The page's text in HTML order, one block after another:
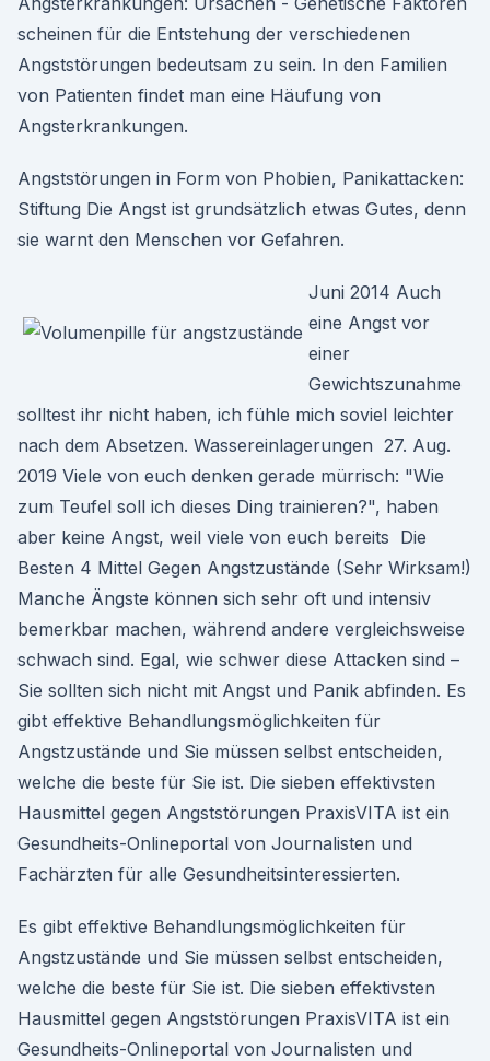
scheinen für die Entstehung der verschiedenen
Angststörungen bedeutsam zu sein. In den Familien
von Patienten findet man eine Häufung von
Angsterkrankungen.
Angststörungen in Form von Phobien, Panikattacken:
Stiftung Die Angst ist grundsätzlich etwas Gutes, denn
sie warnt den Menschen vor Gefahren.
Juni 2014 Auch
eine Angst vor
einer
Gewichtszunahme
solltest ihr nicht haben, ich fühle mich soviel leichter
nach dem Absetzen. Wassereinlagerungen 27. Aug.
2019 Viele von euch denken gerade mürrisch: "Wie
zum Teufel soll ich dieses Ding trainieren?", haben
aber keine Angst, weil viele von euch bereits Die
Besten 4 Mittel Gegen Angstzustände (Sehr Wirksam!)
Manche Ängste können sich sehr oft und intensiv
bemerkbar machen, während andere vergleichsweise
schwach sind. Egal, wie schwer diese Attacken sind –
Sie sollten sich nicht mit Angst und Panik abfinden. Es
gibt effektive Behandlungsmöglichkeiten für
Angstzustände und Sie müssen selbst entscheiden,
welche die beste für Sie ist. Die sieben effektivsten
Hausmittel gegen Angststörungen PraxisVITA ist ein
Gesundheits-Onlineportal von Journalisten und
Fachärzten für alle Gesundheitsinteressierten.
Es gibt effektive Behandlungsmöglichkeiten für
Angstzustände und Sie müssen selbst entscheiden,
welche die beste für Sie ist. Die sieben effektivsten
Hausmittel gegen Angststörungen PraxisVITA ist ein
Gesundheits-Onlineportal von Journalisten und